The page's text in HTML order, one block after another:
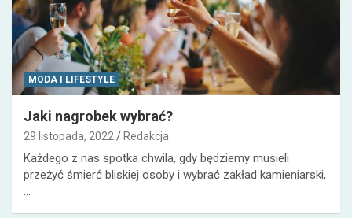
MODA I LIFESTYLE
Jaki nagrobek wybrać?
29 listopada, 2022 Redakcja
Każdego z nas spotka chwila, gdy będziemy musieli
przeżyć śmierć bliskiej osoby i wybrać zakład kamieniarski,
…